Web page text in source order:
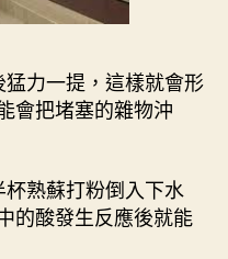
力一提，這樣就會形
會把堵塞的雜物沖
熟蘇打粉倒入下水
的酸發生反應後就能